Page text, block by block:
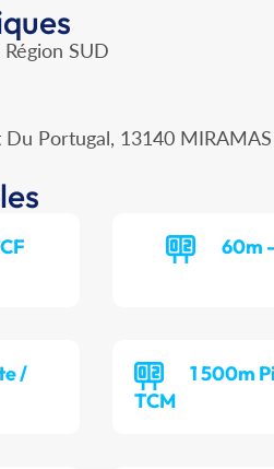
Région SUD
Du Portugal, 13140 MIRAMAS
60m
/
1 500m
TCM